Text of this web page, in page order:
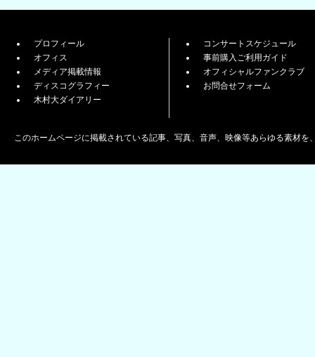
プロフィール
オフィス
メディア掲載情報
ディスコグラフィー
木村大ダイアリー
コンサートスケジュール
事前購入ご利用ガイド
オフィシャルファンクラブ
お問合せフォーム
このホームページに掲載されている記事、写真、音声、映像等あらゆる素材